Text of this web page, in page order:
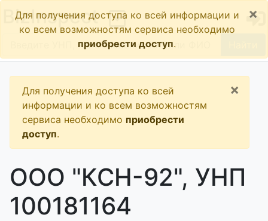
BizInspect
Для получения доступа ко всей информации и
ко всем возможностям сервиса необходимо
приобрести доступ.
×
Для получения доступа ко всей
информации и ко всем возможностям
сервиса необходимо приобрести
доступ.
×
ООО "КСН-92", УНП
100181164